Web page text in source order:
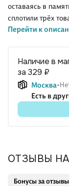
оставаясь в
сплотили трёх
жизни и счастью.
Перейти к
Наличие в
за 329 ₽
Москва
Есть в
ОТЗЫВЫ
Бонусы за отзывы